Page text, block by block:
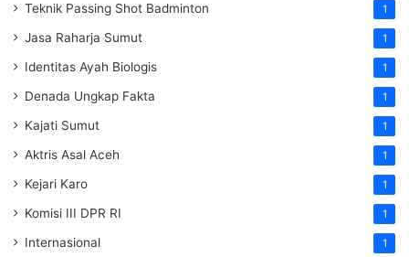
Teknik Passing Shot Badminton 1
Jasa Raharja Sumut 1
Identitas Ayah Biologis 1
Denada Ungkap Fakta 1
Kajati Sumut 1
Aktris Asal Aceh 1
Kejari Karo 1
Komisi III DPR RI 1
Internasional 1